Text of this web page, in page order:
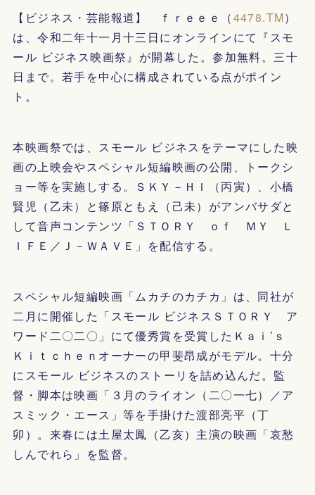
【ビジネス・芸能報道】 ｆｒｅｅｅ（4478.TM）
は、令和二年十一月十三日にオンラインにて『スモ
ール ビジネス映画祭』が開幕した。参加無料。三十
日まで。若手を中心に構成されている点がポイン
ト。
本映画祭では、スモール ビジネスをテーマにした映
画の上映会やスペシャル短編映画の公開、トークシ
ョー等を実施しする。ＳＫＹ－ＨＩ（丙寅）、小橋
賢児（乙未）と篠原ともえ（己未）がアンバサダと
して音声コンテンツ「ＳＴＯＲＹ ｏｆ ＭＹ Ｌ
ＩＦＥ／Ｊ－ＷＡＶＥ」を配信する。
スペシャル短編映画「ムカチのカチカ」は、同社が
二月に開催した「スモール ビジネスＳＴＯＲＹ ア
ワード二〇二〇」にて優秀賞を受賞したＫａｉ’ｓ
Ｋｉｔｃｈｅｎオーナーの甲斐昂成がモデル。十分
にスモール ビジネスのストーリを詰め込んだ。監
督・脚本は映画「３月のライオン（二〇一七）／ア
スミック・エース」等を手掛けた渡部亮平（丁
卯）。来春には土屋太鳳（乙亥）主演の映画「哀愁
しんでれら」を監督。